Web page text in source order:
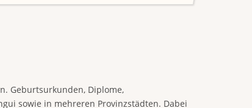
Geburtsurkunden, Diplome,
sowie in mehreren Provinzstädten. Dabei